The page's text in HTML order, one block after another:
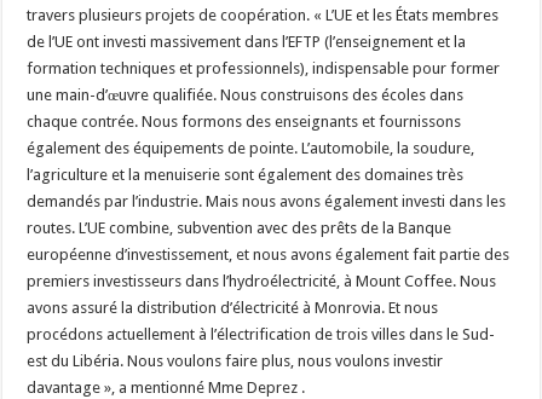
travers plusieurs projets de coopération. « L’UE et les États membres
de l’UE ont investi massivement dans l’EFTP (l’enseignement et la
formation techniques et professionnels), indispensable pour former
une main-d’œuvre qualifiée. Nous construisons des écoles dans
chaque contrée. Nous formons des enseignants et fournissons
également des équipements de pointe. L’automobile, la soudure,
l’agriculture et la menuiserie sont également des domaines très
demandés par l’industrie. Mais nous avons également investi dans les
routes. L’UE combine, subvention avec des prêts de la Banque
européenne d’investissement, et nous avons également fait partie des
premiers investisseurs dans l’hydroélectricité, à Mount Coffee. Nous
avons assuré la distribution d’électricité à Monrovia. Et nous
procédons actuellement à l’électrification de trois villes dans le Sud-
est du Libéria. Nous voulons faire plus, nous voulons investir
davantage », a mentionné Mme Deprez .